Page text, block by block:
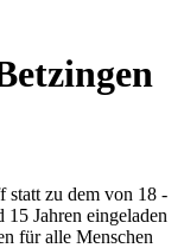
statt zu dem von 18 -
Jahren eingeladen
für alle Menschen